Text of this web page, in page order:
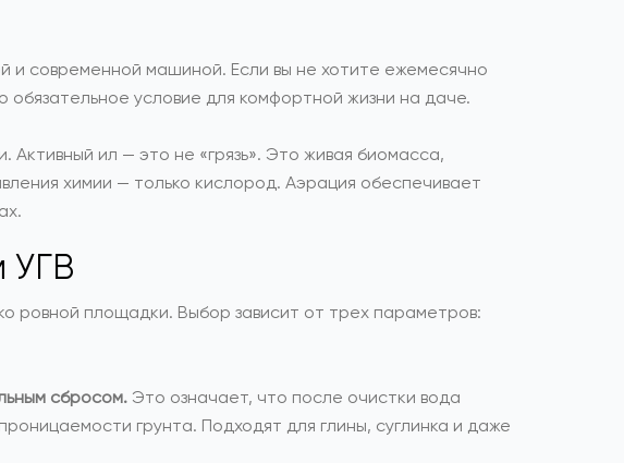
и современной машиной. Если вы не хотите ежемесячно
условие для комфортной жизни на даче.
ил — это не «грязь». Это живая биомасса,
химии — только кислород. Аэрация обеспечивает
УГВ
ровной площадки. Выбор зависит от трех параметров:
сбросом. Это означает, что после очистки вода
грунта. Подходят для глины, суглинка и даже